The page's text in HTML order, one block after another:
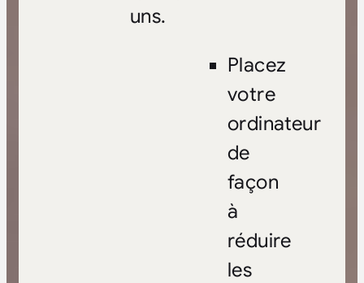
uns.
Placez
votre
ordinateur
de
façon
à
réduire
les